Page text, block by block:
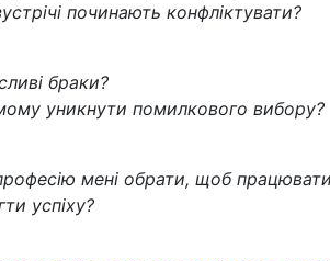
починають конфліктувати?
браки?
уникнути помилкового вибору?
мені обрати, щоб працювати
успіху?